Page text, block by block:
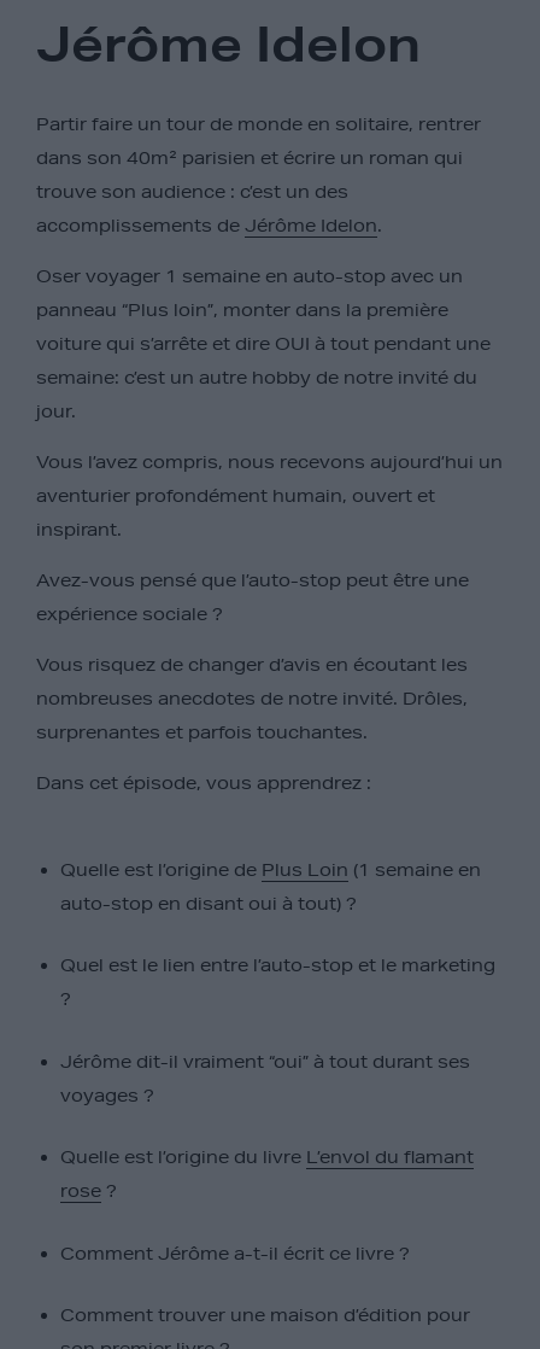
Jérôme Idelon
Partir faire un tour de monde en solitaire, rentrer
dans son 40m² parisien et écrire un roman qui
trouve son audience : c’est un des
accomplissements de Jérôme Idelon.
Oser voyager 1 semaine en auto-stop avec un
panneau “Plus loin”, monter dans la première
voiture qui s’arrête et dire OUI à tout pendant une
semaine: c’est un autre hobby de notre invité du
jour.
Vous l’avez compris, nous recevons aujourd’hui un
aventurier profondément humain, ouvert et
inspirant.
Avez-vous pensé que l’auto-stop peut être une
expérience sociale ?
Vous risquez de changer d’avis en écoutant les
nombreuses anecdotes de notre invité. Drôles,
surprenantes et parfois touchantes.
Dans cet épisode, vous apprendrez :
Quelle est l’origine de Plus Loin (1 semaine en
auto-stop en disant oui à tout) ?
Quel est le lien entre l’auto-stop et le marketing
?
Jérôme dit-il vraiment “oui” à tout durant ses
voyages ?
Quelle est l’origine du livre L’envol du flamant
rose ?
Comment Jérôme a-t-il écrit ce livre ?
Comment trouver une maison d’édition pour